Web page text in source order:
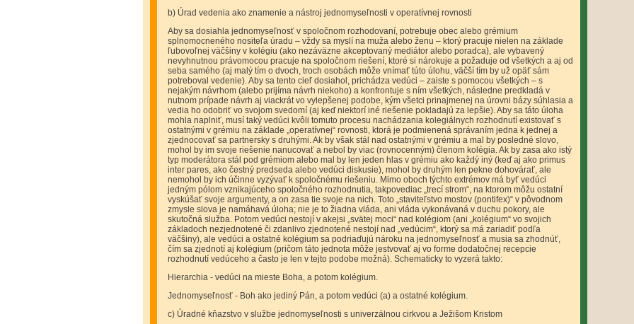
b) Úrad vedenia ako znamenie a nástroj jednomyseľnosti v operatívnej rovnosti
Aby sa dosiahla jednomyseľnosť v spoločnom rozhodovaní, potrebuje obec alebo grémium
splnomocneného nositeľa úradu – vždy sa myslí na muža alebo ženu – ktorý pracuje nielen na základe
ľubovoľnej väčšiny v kolégiu (ako nezáväzne akceptovaný mediátor alebo poradca), ale vybavený
nevyhnutnou právomocou pracuje na spoločnom riešení, ktoré si nárokuje a požaduje od všetkých a aj od
seba samého (aj malý tím o dvoch, troch osobách môže vnímať túto úlohu, väčší tím by už opäť sám
potreboval vedenie). Aby sa tento cieľ dosiahol, prichádza vedúci – zaiste s pomocou všetkých – s
nejakým návrhom (alebo prijíma návrh niekoho) a konfrontuje s ním všetkých, následne predkladá v
nutnom prípade návrh aj viackrát vo vylepšenej podobe, kým všetci prinajmenej na úrovni bázy súhlasia a
vedia ho odobriť vo svojom svedomí (aj keď niektorí iné riešenie pokladajú za lepšie). Aby sa táto úloha
mohla naplniť, musí taký vedúci kvôli tomuto procesu nachádzania kolegiálnych rozhodnutí existovať s
ostatnými v grémiu na základe „operatívnej“ rovnosti, ktorá je podmienená správaním jedna k jednej a
zjednocovať sa partnersky s druhými. Ak by však stál nad ostatnými v grémiu a mal by posledné slovo,
mohol by im svoje riešenie nanucovať a nebol by viac (rovnocenným) členom kolégia. Ak by zasa ako istý
typ moderátora stál pod grémiom alebo mal by len jeden hlas v grémiu ako každý iný (keď aj ako primus
inter pares, ako čestný predseda alebo vedúci diskusie), mohol by druhým len pekne dohovárať, ale
nemohol by ich účinne vyzývať k spoločnému riešeniu. Mimo oboch týchto extrémov má byť vedúci
jedným pólom vznikajúceho spoločného rozhodnutia, takpovediac „trecí strom“, na ktorom môžu ostatní
vyskúšať svoje argumenty, a on zasa tie svoje na nich. Toto „staviteľstvo mostov (pontifex)“ v pôvodnom
zmysle slova je namáhavá úloha; nie je to žiadna vláda, ani vláda vykonávaná v duchu pokory, ale
skutočná služba. Potom vedúci nestojí v akejsi „svätej moci“ nad kolégiom (ani „kolégium“ vo svojich
základoch nezjednotené či zdanlivo zjednotené nestojí nad „vedúcim“, ktorý sa má zariadiť podľa
väčšiny), ale vedúci a ostatné kolégium sa podriaďujú nároku na jednomyseľnosť a musia sa zhodnúť,
čím sa zjednotí aj kolégium (pričom táto jednota môže jestvovať aj vo forme dodatočnej recepcie
rozhodnutí vedúceho a často je len v tejto podobe možná). Schematicky to vyzerá takto:
Hierarchia - vedúci na mieste Boha, a potom kolégium.
Jednomyseľnosť - Boh ako jediný Pán, a potom vedúci (a) a ostatné kolégium.
c) Úradné kňazstvo v službe jednomyseľnosti s univerzálnou cirkvou a Ježišom Kristom